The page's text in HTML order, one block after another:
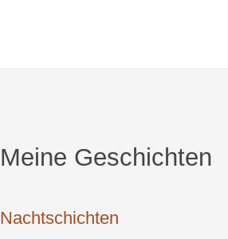
Meine Geschichten
Nachtschichten